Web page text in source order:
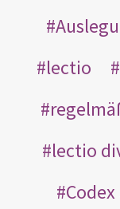
lectio
lectio